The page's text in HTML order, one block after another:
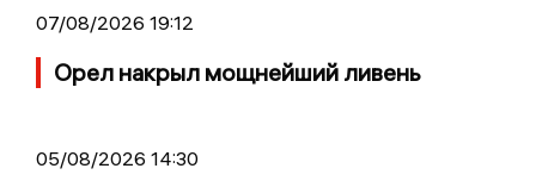
07/08/2026 19:12
Орел накрыл мощнейший ливень
05/08/2026 14:30